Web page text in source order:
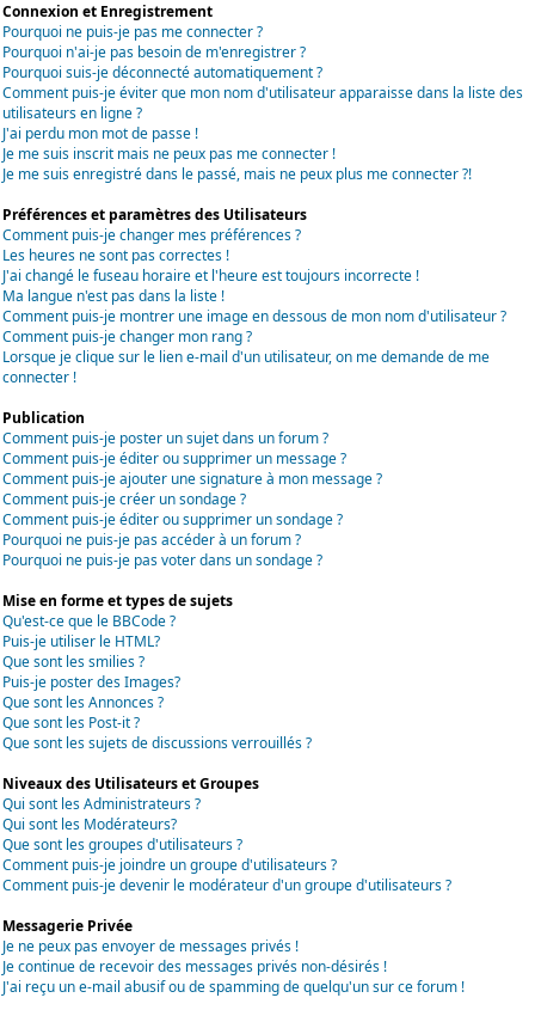
Connexion et Enregistrement
Pourquoi ne puis-je pas me connecter ?
Pourquoi n'ai-je pas besoin de m'enregistrer ?
Pourquoi suis-je déconnecté automatiquement ?
Comment puis-je éviter que mon nom d'utilisateur apparaisse dans la liste des
utilisateurs en ligne ?
J'ai perdu mon mot de passe !
Je me suis inscrit mais ne peux pas me connecter !
Je me suis enregistré dans le passé, mais ne peux plus me connecter ?!
Préférences et paramètres des Utilisateurs
Comment puis-je changer mes préférences ?
Les heures ne sont pas correctes !
J'ai changé le fuseau horaire et l'heure est toujours incorrecte !
Ma langue n'est pas dans la liste !
Comment puis-je montrer une image en dessous de mon nom d'utilisateur ?
Comment puis-je changer mon rang ?
Lorsque je clique sur le lien e-mail d'un utilisateur, on me demande de me
connecter !
Publication
Comment puis-je poster un sujet dans un forum ?
Comment puis-je éditer ou supprimer un message ?
Comment puis-je ajouter une signature à mon message ?
Comment puis-je créer un sondage ?
Comment puis-je éditer ou supprimer un sondage ?
Pourquoi ne puis-je pas accéder à un forum ?
Pourquoi ne puis-je pas voter dans un sondage ?
Mise en forme et types de sujets
Qu'est-ce que le BBCode ?
Puis-je utiliser le HTML?
Que sont les smilies ?
Puis-je poster des Images?
Que sont les Annonces ?
Que sont les Post-it ?
Que sont les sujets de discussions verrouillés ?
Niveaux des Utilisateurs et Groupes
Qui sont les Administrateurs ?
Qui sont les Modérateurs?
Que sont les groupes d'utilisateurs ?
Comment puis-je joindre un groupe d'utilisateurs ?
Comment puis-je devenir le modérateur d'un groupe d'utilisateurs ?
Messagerie Privée
Je ne peux pas envoyer de messages privés !
Je continue de recevoir des messages privés non-désirés !
J'ai reçu un e-mail abusif ou de spamming de quelqu'un sur ce forum !